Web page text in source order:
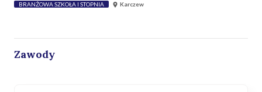
BRANŻOWA SZKOŁA I STOPNIA Karczew
Zawody